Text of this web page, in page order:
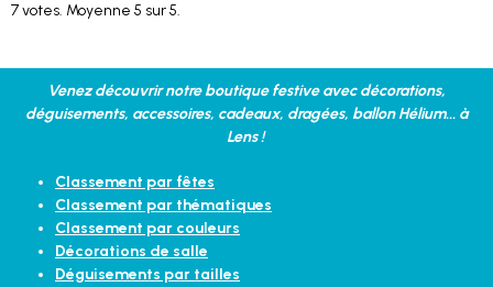
7votes. Moyenne 5 sur 5.
Venez découvrir notre boutique festive avec décorations,
déguisements, accessoires, cadeaux, dragées, ballon Hélium... à
Lens !
Classement par fêtes
Classement par thématiques
Classement par couleurs
Décorations de salle
Déguisements par tailles